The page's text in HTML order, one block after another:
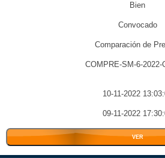
Bien
Convocado
Comparación de
COMPRE-SM-6-2022-
10-11-2022
09-11-2022
VER